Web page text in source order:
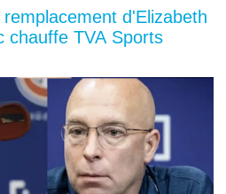
d'Elizabeth
chauffe TVA Sports